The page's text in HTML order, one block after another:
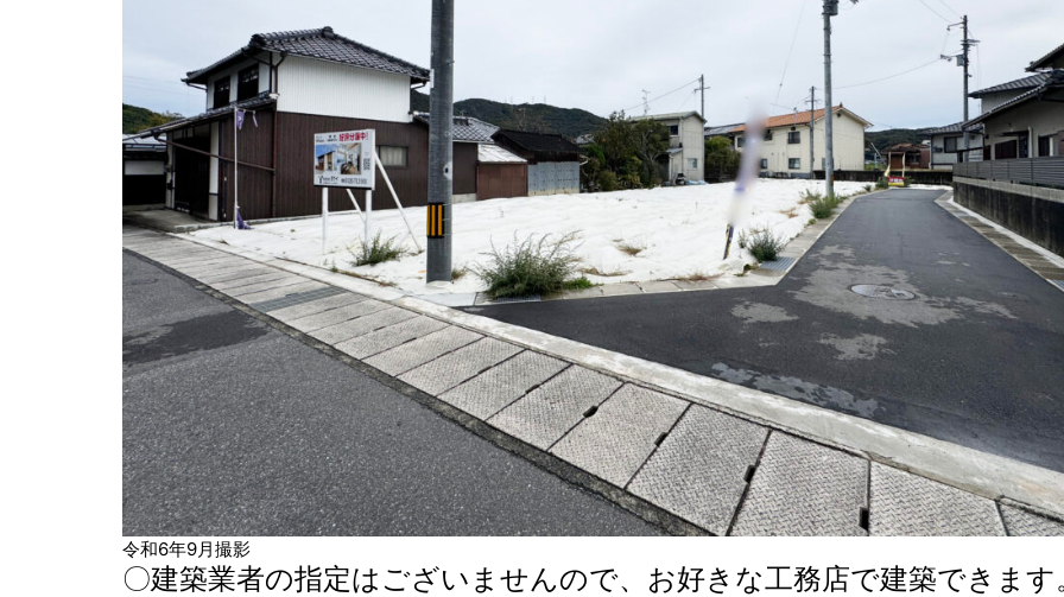
令和6年9月撮影
〇建築業者の指定はございませんので、お好きな工務店で建築できます